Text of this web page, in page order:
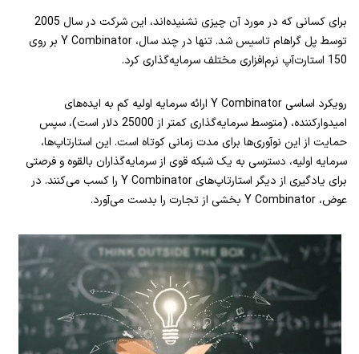
برای کسانی که در مورد آن چیزی نشنیده‌اند، این شرکت در سال 2005
توسط پل گراهام تاسیس شد.
تنها در چند سال، Y Combinator بر روی
150 استارت‌آپ نرم‌افزاری مختلف سرمایه‌گذاری کرد.
رویکرد اساسی Y Combinator ارائه سرمایه اولیه کم به ایده‌های
امیدوارکننده، (متوسط سرمایه‌گذاری کمتر از 25000 دلار است)، سپس
حمایت از این نوآوری‌ها برای مدت زمانی کوتاه است. این استارتاپ‌ها،
سرمایه اولیه، دسترسی به یک شبکه قوی از سرمایه‌گذاران بالقوه و فرصتی
برای یادگیری از دیگر استارتاپ‌های Y Combinator را کسب می‌کنند. در
عوض، Y Combinator بخشی از تجارت را بدست می‌آورد.